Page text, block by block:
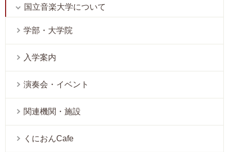
国立音楽大学について
学部・大学院
入学案内
演奏会・イベント
関連機関・施設
くにおんCafe